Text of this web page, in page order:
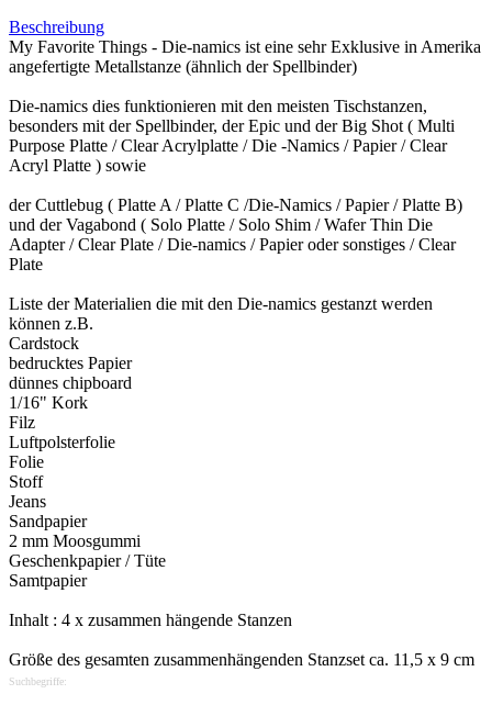
Beschreibung
My Favorite Things - Die-namics ist eine sehr Exklusive in Amerika
angefertigte Metallstanze (ähnlich der Spellbinder)
Die-namics dies funktionieren mit den meisten Tischstanzen,
besonders mit der Spellbinder, der Epic und der Big Shot ( Multi
Purpose Platte / Clear Acrylplatte / Die -Namics / Papier / Clear
Acryl Platte ) sowie
der Cuttlebug ( Platte A / Platte C /Die-Namics / Papier / Platte B)
und der Vagabond ( Solo Platte / Solo Shim / Wafer Thin Die
Adapter / Clear Plate / Die-namics / Papier oder sonstiges / Clear
Plate
Liste der Materialien die mit den Die-namics gestanzt werden
können z.B.
Cardstock
bedrucktes Papier
dünnes chipboard
1/16" Kork
Filz
Luftpolsterfolie
Folie
Stoff
Jeans
Sandpapier
2 mm Moosgummi
Geschenkpapier / Tüte
Samtpapier
Inhalt : 4 x zusammen hängende Stanzen
Größe des gesamten zusammenhängenden Stanzset ca. 11,5 x 9 cm
Suchbegriffe: